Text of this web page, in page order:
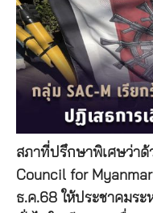
สภาที่ปรึกษาพิเศษว่าด้
Council for
ธ.ค.68 ให้ประชาคมระ